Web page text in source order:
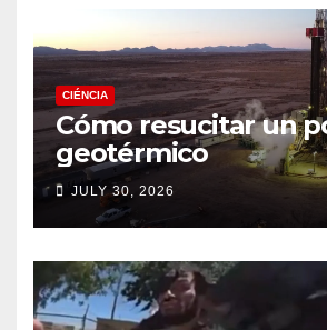
CIÉNCIA
Cómo resucitar un
geotérmico
JULY 30, 2026